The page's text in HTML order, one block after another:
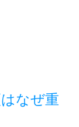
なぜ重